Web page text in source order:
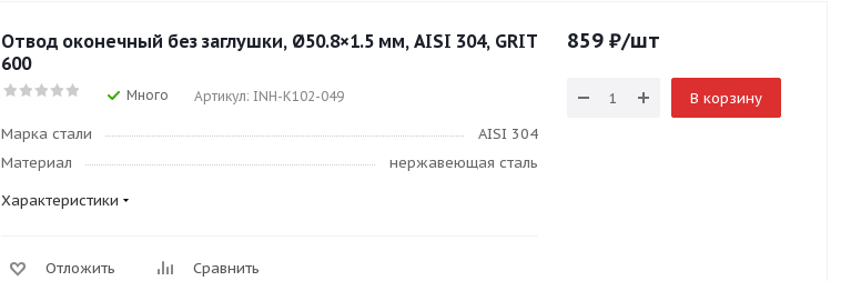
Отвод оконечный без заглушки, Ø50.8×1.5 мм, AISI 304, GRIT
600
Много Артикул: INH-K102-049
Марка стали
AISI 304
Материал
нержавеющая сталь
Характеристики
Отложить Сравнить
859 ₽/шт
В корзину